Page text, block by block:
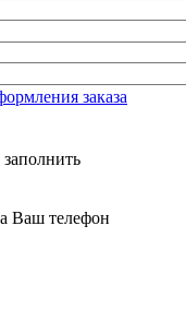
заказа
Ваш телефон